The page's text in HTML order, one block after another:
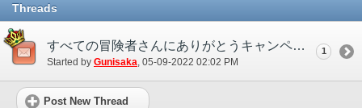
Threads
すべての冒険者さんにありがとうキャンペーン2022
Started by Gunisaka‎, 05-09-2022 02:02 PM
1
Post New Thread